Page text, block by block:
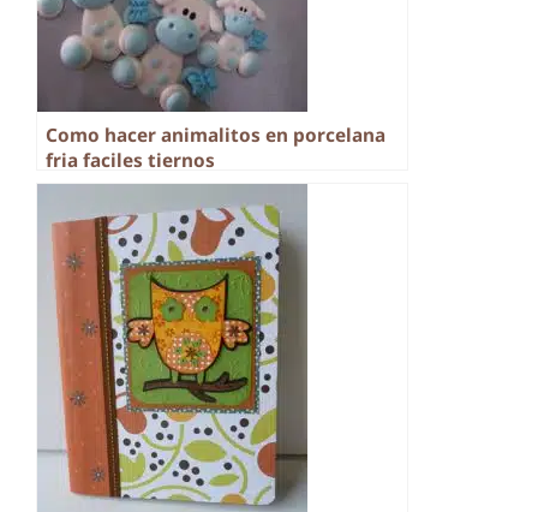
Como hacer animalitos en porcelana
fria faciles tiernos